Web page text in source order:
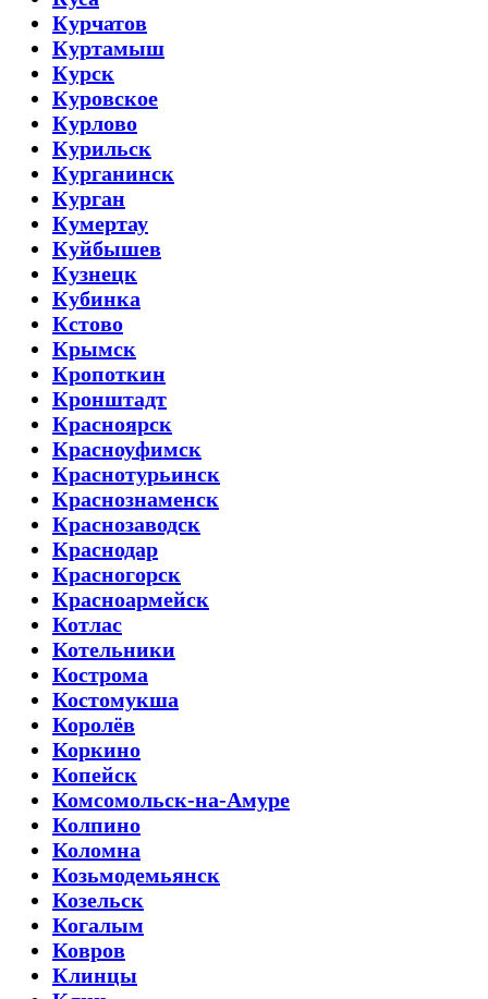
Курчатов
Куртамыш
Курск
Куровское
Курлово
Курильск
Курганинск
Курган
Кумертау
Куйбышев
Кузнецк
Кубинка
Кстово
Крымск
Кропоткин
Кронштадт
Красноярск
Красноуфимск
Краснотурьинск
Краснознаменск
Краснозаводск
Краснодар
Красногорск
Красноармейск
Котлас
Котельники
Кострома
Костомукша
Королёв
Коркино
Копейск
Комсомольск-на-Амуре
Колпино
Коломна
Козьмодемьянск
Козельск
Когалым
Ковров
Клинцы